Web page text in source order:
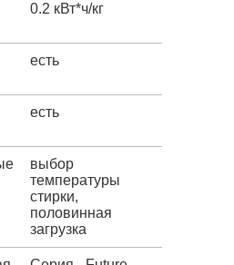
0.2 кВт*ч/кг
есть
есть
выбор
температуры
стирки,
половинная
загрузка